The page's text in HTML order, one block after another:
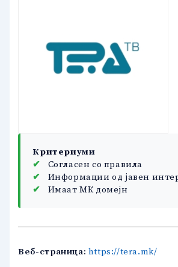
Критериуми
✔
Согласен со правила
✔
Информации од јавен
✔
Имаат МК домејн
Веб-страница: https://tera.mk/